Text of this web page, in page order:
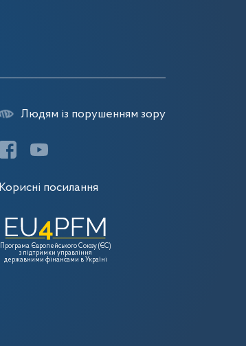
Людям із порушенням зору
Корисні посилання
Програма Європейського Союзу (ЄС)
з підтримки управління
державними фінансами в Україні